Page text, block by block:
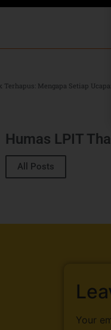
Terhapus: Mengapa Setiap
Humas LPIT
All Posts
Your